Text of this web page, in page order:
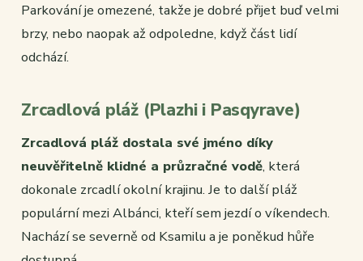
Parkování je omezené, takže je dobré přijet buď velmi
brzy, nebo naopak až odpoledne, když část lidí
odchází.
Zrcadlová pláž (Plazhi i Pasqyrave)
Zrcadlová pláž dostala své jméno díky
neuvěřitelně klidné a průzračné vodě, která
dokonale zrcadlí okolní krajinu. Je to další pláž
populární mezi Albánci, kteří sem jezdí o víkendech.
Nachází se severně od Ksamilu a je poněkud hůře